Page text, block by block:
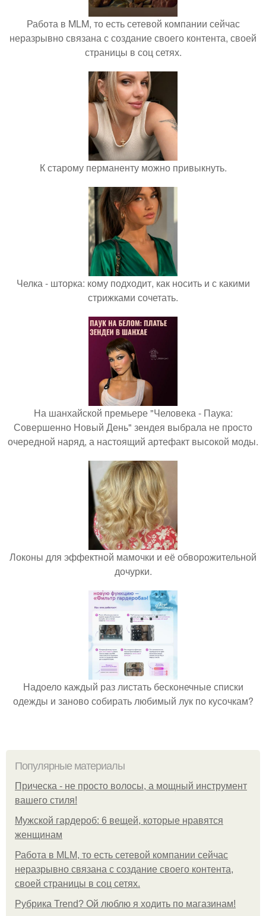
Работа в MLM, то есть сетевой компании сейчас
неразрывно связана с создание своего контента, своей
страницы в соц сетях.
К старому перманенту можно привыкнуть.
Челка - шторка: кому подходит, как носить и с какими
стрижками сочетать.
На шанхайской премьере "Человека - Паука:
Совершенно Новый День" зендея выбрала не просто
очередной наряд, а настоящий артефакт высокой моды.
Локоны для эффектной мамочки и её обворожительной
дочурки.
Надоело каждый раз листать бесконечные списки
одежды и заново собирать любимый лук по кусочкам?
Популярные материалы
Прическа - не просто волосы, а мощный инструмент
вашего стиля!
Мужской гардероб: 6 вещей, которые нравятся
женщинам
Работа в MLM, то есть сетевой компании сейчас
неразрывно связана с создание своего контента,
своей страницы в соц сетях.
Рубрика Trend? Ой люблю я ходить по магазинам!